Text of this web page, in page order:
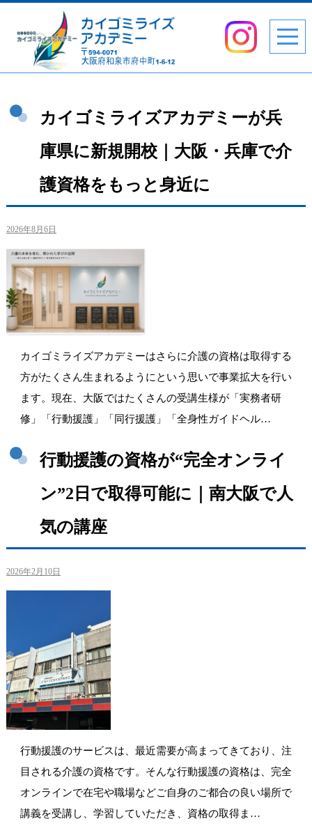
カイゴミライズアカデミーが兵
庫県に新規開校｜大阪・兵庫で介
護資格をもっと身近に
2026年8月6日
カイゴミライズアカデミーはさらに介護の資格は取得する
方がたくさん生まれるようにという思いで事業拡大を行い
ます。現在、大阪ではたくさんの受講生様が「実務者研
修」「行動援護」「同行援護」「全身性ガイドヘル…
行動援護の資格が“完全オンライ
ン”2日で取得可能に｜南大阪で人
気の講座
2026年2月10日
行動援護のサービスは、最近需要が高まってきており、注
目される介護の資格です。そんな行動援護の資格は、完全
オンラインで在宅や職場などご自身のご都合の良い場所で
講義を受講し、学習していただき、資格の取得ま…